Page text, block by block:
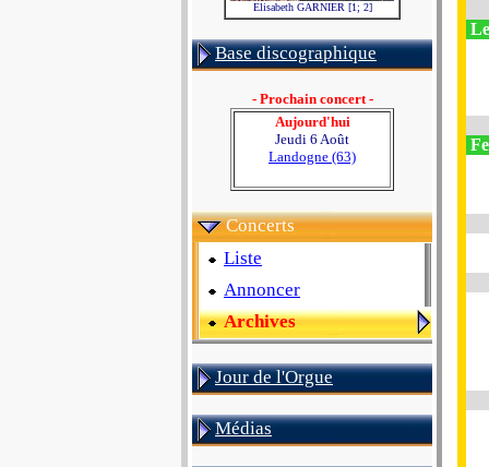
Elisabeth GARNIER [1; 2]
Base discographique
- Prochain concert -
Aujourd'hui
Jeudi 6 Août
Landogne (63)
Concerts
Liste
Annoncer
Archives
Jour de l'Orgue
Médias